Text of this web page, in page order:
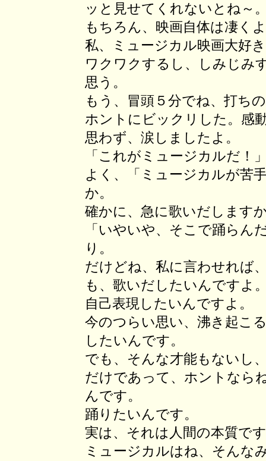
ッと見せてくれないとね～
もちろん、映画自体は凄く
私、ミュージカル映画大好
ワクワクするし、しみじみ
思う。
もう、冒頭５分でね、打ち
ホントにビックリした。感
思わず、涙しましたよ。
「これがミュージカルだ！
よく、「ミュージカルが苦
か。
確かに、急に歌いだします
「いやいや、そこで踊らん
り。
だけどね、私に言わせれば
も、歌いだしたいんですよ
自己表現したいんですよ。
今のつらい思い、沸き起こ
したいんです。
でも、そんな才能もないし
だけであって、ホントなら
んです。
踊りたいんです。
実は、それは人間の本質で
ミュージカルはね、そんな